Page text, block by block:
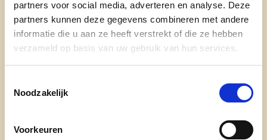
partners voor social media, adverteren en analyse. Deze
partners kunnen deze gegevens combineren met andere
informatie die u aan ze heeft verstrekt of die ze hebben
verzameld op basis van uw gebruik van hun services.
Noodzakelijk
Voorkeuren